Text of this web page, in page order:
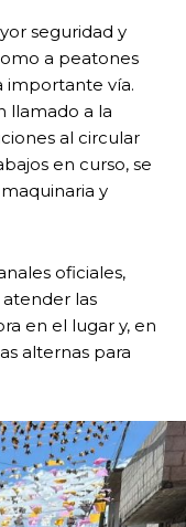
seguridad y
a peatones
importante vía.
llamado a la
al circular
en curso, se
y
oficiales,
las
en el lugar y, en
alternas para